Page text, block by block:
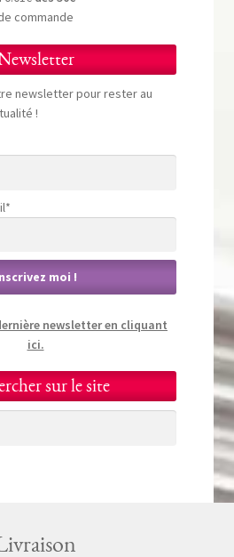
commande
newsletter pour rester au
!
newsletter en cliquant
ici.
sur le site